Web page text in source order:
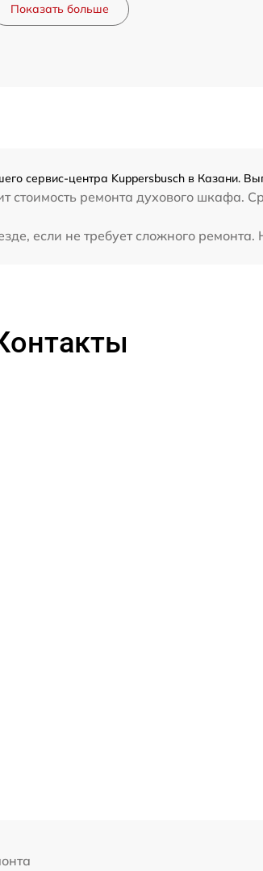
Показать больше
сервис-центра Kuppersbusch в Казани.
стоимость ремонта духового шкафа.
если не требует сложного ремонта.